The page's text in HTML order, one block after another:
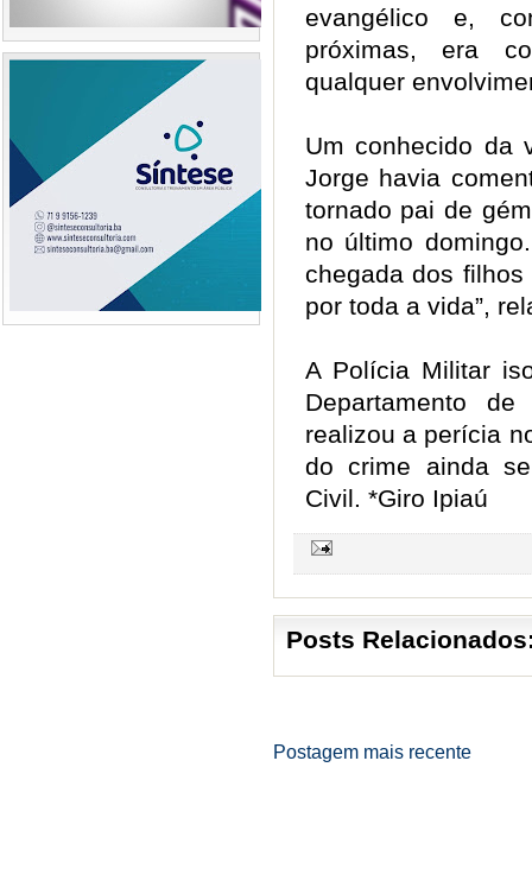
evangélico e,
próximas, era
qualquer
Um conhecido da
Jorge havia
tornado pai de
no último
chegada dos
por toda a vida”,
A Polícia Militar
Departamento
realizou a perícia
do crime ainda
Civil. *Giro Ipiaú
Posts
Postagem mais recente